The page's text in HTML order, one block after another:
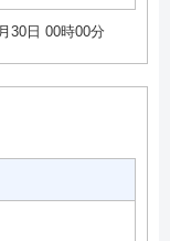
30日 00時00分